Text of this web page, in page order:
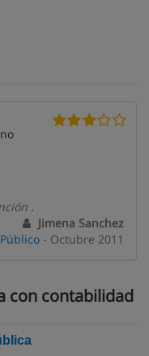
.
Jimena Sanchez
- Octubre 2011
con contabilidad